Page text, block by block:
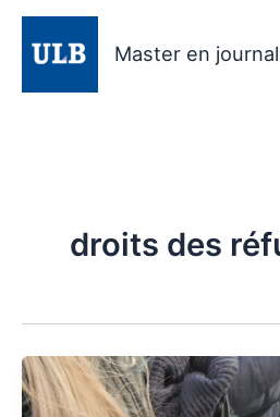
Aller
contenu
Master en
droits des